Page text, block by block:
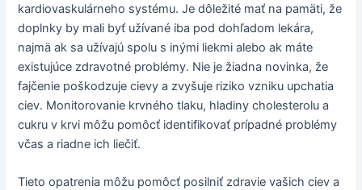
kardiovaskulárneho systému. Je dôležité mať na pamäti, že
doplnky by mali byť užívané iba pod dohľadom lekára,
najmä ak sa užívajú spolu s inými liekmi alebo ak máte
existujúce zdravotné problémy. Nie je žiadna novinka, že
fajčenie poškodzuje cievy a zvyšuje riziko vzniku upchatia
ciev. Monitorovanie krvného tlaku, hladiny cholesterolu a
cukru v krvi môžu pomôcť identifikovať prípadné problémy
včas a riadne ich liečiť.
Tieto opatrenia môžu pomôcť posilniť zdravie vašich ciev a